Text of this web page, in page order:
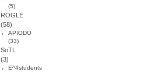
(5)
ROGLE
(58)
APIODO
(33)
SoTL
(3)
E^4students